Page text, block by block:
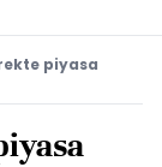
piyasa